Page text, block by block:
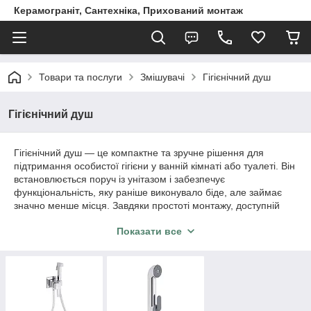
Керамограніт, Сантехніка, Прихований монтаж
Товари та послуги Змішувачі Гігієнічний душ
Гігієнічний душ
Гігієнічний душ — це компактне та зручне рішення для
підтримання особистої гігієни у ванній кімнаті або туалеті. Він
встановлюється поруч із унітазом і забезпечує
функціональність, яку раніше виконувало біде, але займає
значно менше місця. Завдяки простоті монтажу, доступній
змішувачем, з термостатом, прихованого монтажу, у
комплекті з тримачем та шлангом. Моделі виконані з якісної
латуні або нержавіючої сталі, мають зносостійке покриття
(хром, чорне матове, бронза, золото) та забезпечують
Показати все